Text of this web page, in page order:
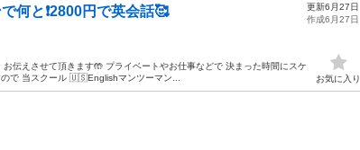
何と❗️2800円で英会話🥰
伝えさせて頂きます🤲 プライベートやお仕事などで 決まった時間にスケ
で 当スクール 🇺🇸Englishマンツーマン...
更新6月27日
作成6月27日
お気に入り